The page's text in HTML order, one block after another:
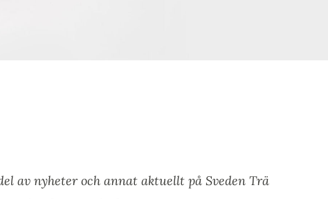
av nyheter och annat aktuellt på Sveden Trä